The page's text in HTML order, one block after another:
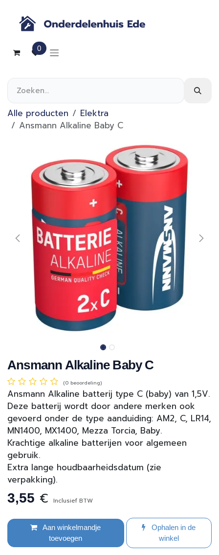
0
Alle producten
Elektra
Ansmann Alkaline Baby C
Ansmann Alkaline Baby C
(0 beoordeling)
Ansmann Alkaline batterij type C (baby) van 1,5V.
Deze batterij wordt door andere merken ook
gevoerd onder de type aanduiding: AM2, C, LR14,
MN1400, MX1400, Mezza Torcia, Baby.
Krachtige alkaline batterijen voor algemeen
gebruik.
Extra lange houdbaarheidsdatum (zie
verpakking).
3,55 € Inclusief BTW
Aan winkelmandje
toevoegen
Ophalen in de
winkel